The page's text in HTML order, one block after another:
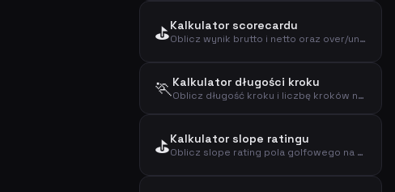
⛳Kalkulator scorecardu
Oblicz wynik brutto i netto oraz over/under par dla rundy golfa
🏃Kalkulator długości kroku
Oblicz długość kroku i liczbę kroków na kilometr na podstawie wzrostu i płci
⛳Kalkulator slope ratingu
Oblicz slope rating pola golfowego na podstawie scratch i bogey ratingu